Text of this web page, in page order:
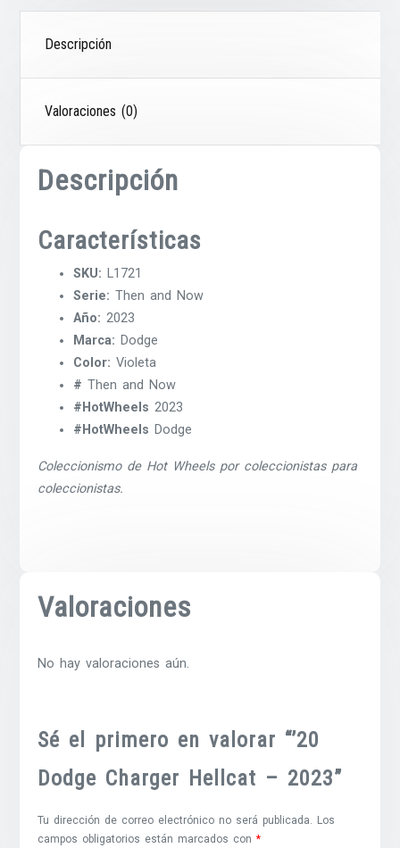
Descripción
Valoraciones (0)
Descripción
Características
SKU: L1721
Serie: Then and Now
Año: 2023
Marca: Dodge
Color: Violeta
# Then and Now
#HotWheels 2023
#HotWheels Dodge
Coleccionismo de Hot Wheels por coleccionistas para
coleccionistas.
Valoraciones
No hay valoraciones aún.
Sé el primero en valorar “’20
Dodge Charger Hellcat – 2023”
Tu dirección de correo electrónico no será publicada. Los
campos obligatorios están marcados con*